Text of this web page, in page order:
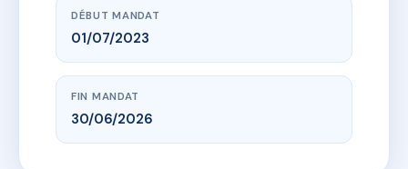
DÉBUT MANDAT
01/07/2023
FIN MANDAT
30/06/2026